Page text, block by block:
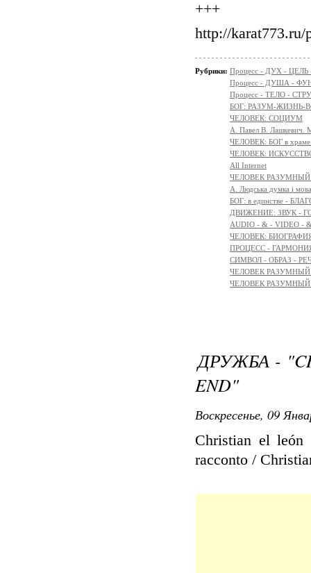
+++
http://karat773.ru/
Рубрики: Процесс - ДУХ -
Процесс - ДУША -
Процесс - ТЕЛО -
БОГ: РАЗУМ-ЖИЗНЬ-
ЧЕЛОВЕК: СОЦИУМ
А. Павел В. Лашкевич.
ЧЕЛОВЕК: БОГ в
ЧЕЛОВЕК:
All Internet
ЧЕЛОВЕК
A. Людська думка і мова
БОГ: в единстве -
ДВИЖЕНИЕ: ЗВУК -
AUDIO - & - VIDEO -
ЧЕЛОВЕК:
ПРОЦЕСС -
СИМВОЛ - ОБРАЗ -
ЧЕЛОВЕК
ЧЕЛОВЕК РАЗУМНЫЙ:
ДРУЖБА -
END"
Воскресенье, 09
Christian el
racconto /